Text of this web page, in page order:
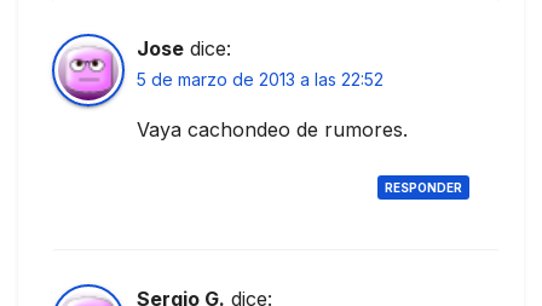
Jose dice:
5 de marzo de 2013 a las 22:52
Vaya cachondeo de rumores.
RESPONDER
Sergio G. dice: